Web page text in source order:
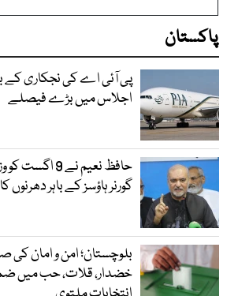
پاکستان
پی آئی اے کی نجکاری کے
اجلاس میں بڑے فیصلے
حافظ نعیم نے 9
گورنر ہاؤسز کے باہر دھرنوں
بلوچستان؛ امن و امان کی
خضدار، قلات، حب میں